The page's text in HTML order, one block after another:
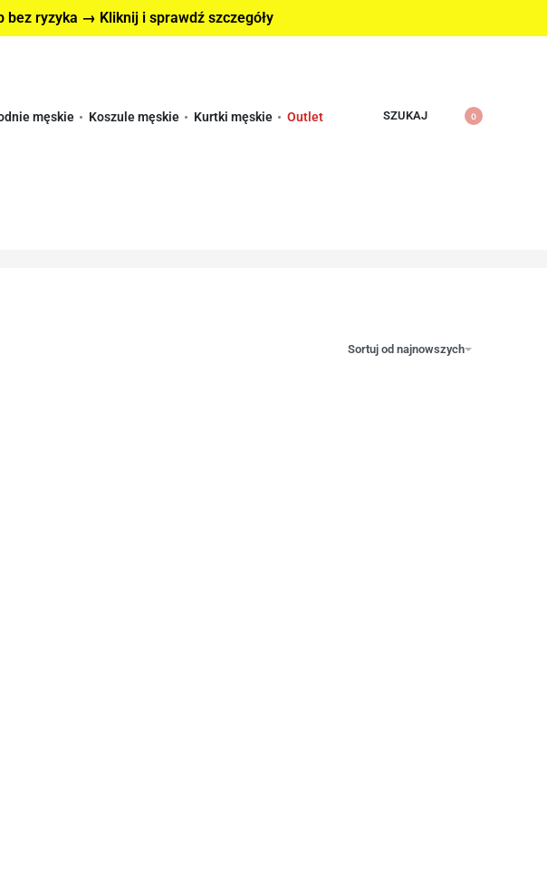
bez ryzyka → Kliknij i sprawdź szczegóły
męskie Koszule męskie Kurtki męskie Outlet SZUKAJ 0
Sortuj od najnowszych